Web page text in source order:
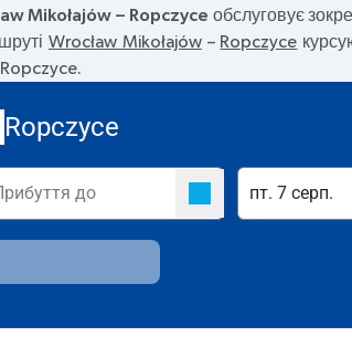
Mikołajów – Ropczyce обслуговує
Wrocław Mikołajów– Ropczyce
Ropczyce